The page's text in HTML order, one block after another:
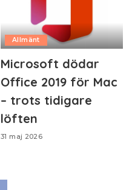
Allmänt
Microsoft dödar
Office 2019 för Mac
– trots tidigare
löften
31 maj 2026